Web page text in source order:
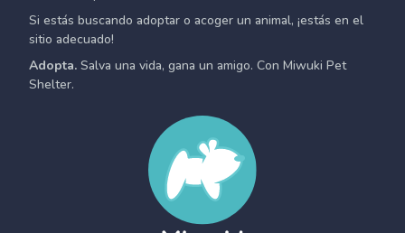
Si estás buscando adoptar o acoger un animal, ¡estás en el
sitio adecuado!
Adopta. Salva una vida, gana un amigo. Con Miwuki Pet
Shelter.